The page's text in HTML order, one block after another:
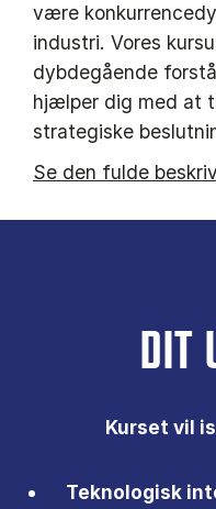
være
industri. Vores
dybdegående
hjælper dig med at
strategiske
Se den fulde
DIT
Kurset vil
Teknologisk